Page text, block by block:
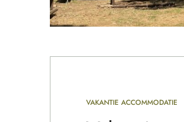
VAKANTIE ACCOMMODATIE